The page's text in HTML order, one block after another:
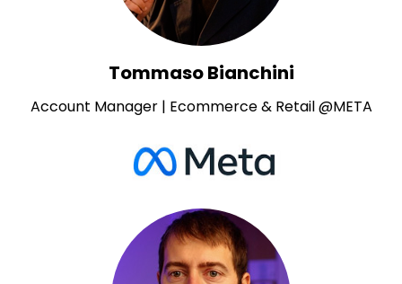
Tommaso Bianchini
Account Manager | Ecommerce & Retail @META